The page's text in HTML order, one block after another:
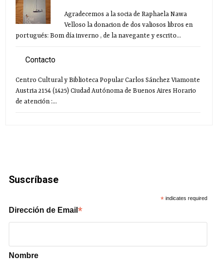
Agradecemos a la socia de Raphaela Nawa
Velloso la donacion de dos valiosos libros en
portugués: Bom día inverno , de la navegante y escrito...
Contacto
Centro Cultural y Biblioteca Popular Carlos Sánchez Viamonte
Austria 2154 (1425) Ciudad Autónoma de Buenos Aires Horario
de atención :...
Suscríbase
* indicates required
Dirección de Email*
Nombre